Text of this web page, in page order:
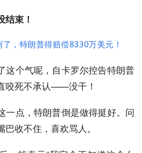
结束！
这个气呢，自卡罗尔控告特朗普
咬死不承认——没干！
一点，特朗普倒是做得挺好。问
收不住，喜欢骂人。